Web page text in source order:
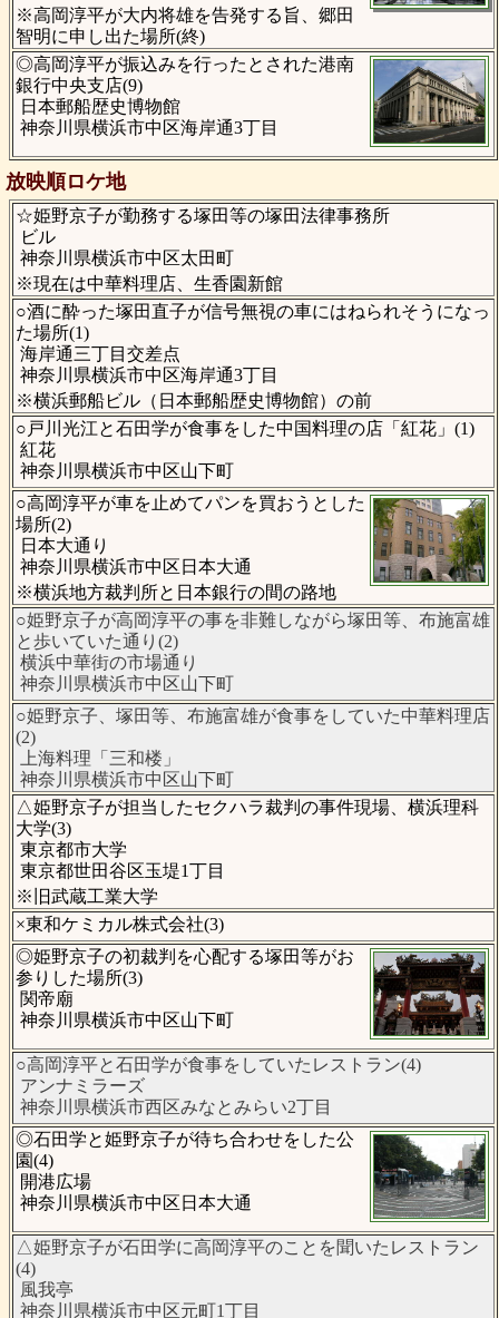
※高岡淳平が大内将雄を告発する旨、郷田
智明に申し出た場所(終)
◎高岡淳平が振込みを行ったとされた港南
銀行中央支店(9)
日本郵船歴史博物館
神奈川県横浜市中区海岸通3丁目
放映順ロケ地
☆姫野京子が勤務する塚田等の塚田法律事務所
ビル
神奈川県横浜市中区太田町
※現在は中華料理店、生香園新館
○酒に酔った塚田直子が信号無視の車にはねられそうになっ
た場所(1)
海岸通三丁目交差点
神奈川県横浜市中区海岸通3丁目
※横浜郵船ビル（日本郵船歴史博物館）の前
○戸川光江と石田学が食事をした中国料理の店「紅花」(1)
紅花
神奈川県横浜市中区山下町
○高岡淳平が車を止めてパンを買おうとした
場所(2)
日本大通り
神奈川県横浜市中区日本大通
※横浜地方裁判所と日本銀行の間の路地
○姫野京子が高岡淳平の事を非難しながら塚田等、布施富雄
と歩いていた通り(2)
横浜中華街の市場通り
神奈川県横浜市中区山下町
○姫野京子、塚田等、布施富雄が食事をしていた中華料理店
(2)
上海料理「三和楼」
神奈川県横浜市中区山下町
△姫野京子が担当したセクハラ裁判の事件現場、横浜理科
大学(3)
東京都市大学
東京都世田谷区玉堤1丁目
※旧武蔵工業大学
×東和ケミカル株式会社(3)
◎姫野京子の初裁判を心配する塚田等がお
参りした場所(3)
関帝廟
神奈川県横浜市中区山下町
○高岡淳平と石田学が食事をしていたレストラン(4)
アンナミラーズ
神奈川県横浜市西区みなとみらい2丁目
◎石田学と姫野京子が待ち合わせをした公
園(4)
開港広場
神奈川県横浜市中区日本大通
△姫野京子が石田学に高岡淳平のことを聞いたレストラン
(4)
風我亭
神奈川県横浜市中区元町1丁目